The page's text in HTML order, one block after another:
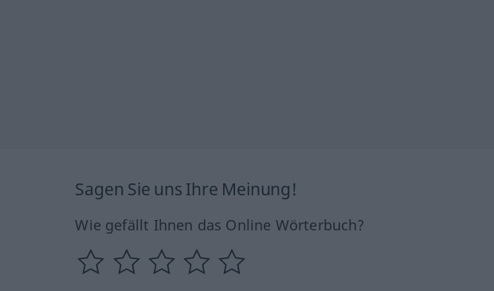
Sagen Sie uns Ihre Meinung!
Wie gefällt Ihnen das Online Wörterbuch?